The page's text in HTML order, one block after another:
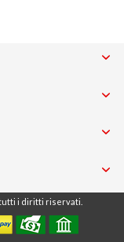
tutti i diritti riservati.